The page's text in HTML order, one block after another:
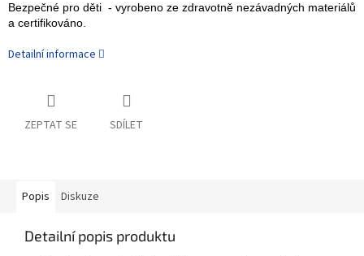
Bezpečné pro děti - vyrobeno ze zdravotně nezávadných materiálů
a certifikováno.
Detailní informace
ZEPTAT SE SDÍLET
Popis Diskuze
Detailní popis produktu